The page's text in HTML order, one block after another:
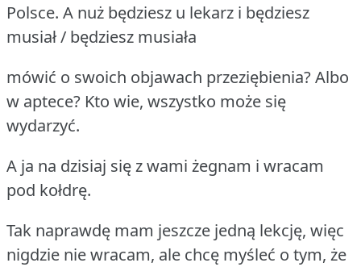
Polsce. A nuż będziesz u lekarz i będziesz
musiał / będziesz musiała
mówić o swoich objawach przeziębienia? Albo
w aptece? Kto wie, wszystko może się
wydarzyć.
A ja na dzisiaj się z wami żegnam i wracam
pod kołdrę.
Tak naprawdę mam jeszcze jedną lekcję, więc
nigdzie nie wracam, ale chcę myśleć o tym, że